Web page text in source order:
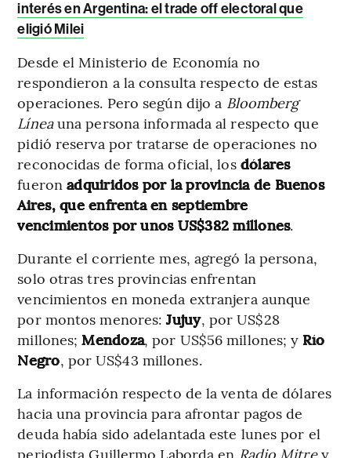
interés en Argentina: el trade off electoral que
eligió Milei
Desde el Ministerio de Economía no
respondieron a la consulta respecto de estas
operaciones. Pero según dijo a Bloomberg
Líneauna persona informada al respecto que
pidió reserva por tratarse de operaciones no
reconocidas de forma oficial, los dólares
fueronadquiridos por la provincia de Buenos
Aires, que enfrenta en septiembre
vencimientos por unos US$382 millones.
Durante el corriente mes, agregó la persona,
solo otras tres provincias enfrentan
vencimientos en moneda extranjera aunque
por montos menores:Jujuy, por US$28
millones;Mendoza, por US$56 millones; y Río
Negro, por US$43 millones.
La información respecto de la venta de dólares
hacia una provincia para afrontar pagos de
deuda había sido adelantada este lunes por el
periodista Guillermo Laborda en Radio Mitrey